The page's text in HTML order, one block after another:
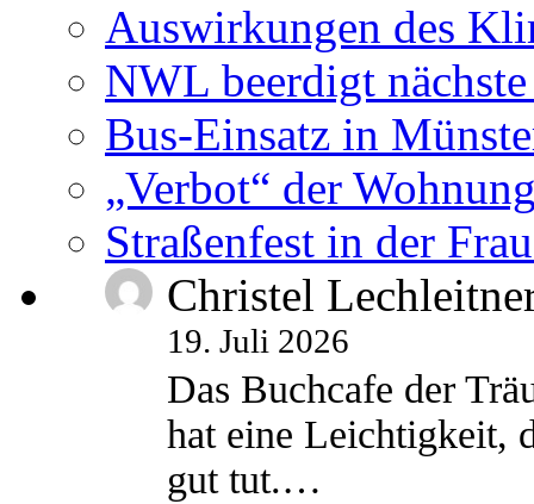
Auswirkungen des
NWL beerdigt
Bus-Einsatz in
„Verbot“ der
Straßenfest in der
Christel
19. Juli 2026
Das Buchcafe der
hat eine Leichtigkeit,
gut tut.…